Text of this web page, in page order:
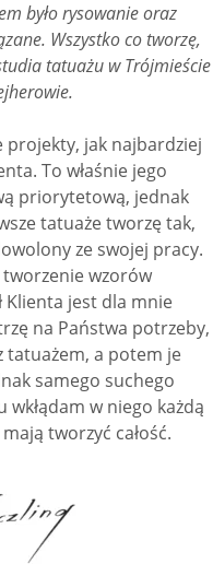
było rysowanie oraz
Wszystko co tworzę,
tatuażu w Trójmieście
jak najbardziej
To właśnie jego
priorytetową, jednak
tatuaże tworzę tak,
ze swojej pracy.
wzorów
Klienta jest dla mnie
na Państwa potrzeby,
tatuażem, a potem je
samego suchego
w niego każdą
tworzyć całość.